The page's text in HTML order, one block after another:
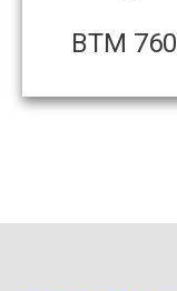
BTM